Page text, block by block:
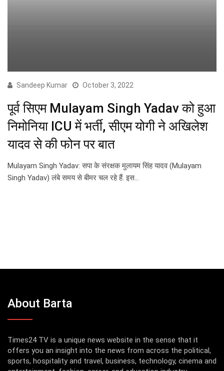
Sandeep Kumar October 3, 2022
पूर्व सिएम Mulayam Singh Yadav को हुआ
निमोनिया ICU में भर्ती, सीएम योगी ने अखिलेश
यादव से की फोन पर बात
Mulayam Singh Yadav: सपा के संरक्षक मुलायम सिंह यादव (Mulayam
Singh Yadav) लंबे समय से बीमर चल रहे हैं. इस…
About Barta
Times24 TV is a unique news website in the sense that it
offers you an insight into the news from across the political,
sports, hospitality and travel, business, technology, cinema and